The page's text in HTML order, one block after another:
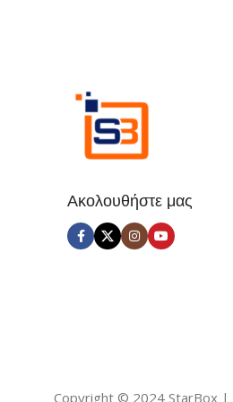
Ακολουθήστε μας
Copyright © 2024 StarBox |